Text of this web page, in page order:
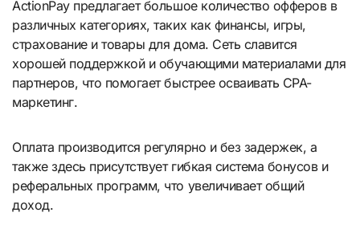
ActionPay предлагает большое количество офферов в
различных категориях, таких как финансы, игры,
страхование и товары для дома. Сеть славится
хорошей поддержкой и обучающими материалами для
партнеров, что помогает быстрее осваивать CPA-
маркетинг.
Оплата производится регулярно и без задержек, а
также здесь присутствует гибкая система бонусов и
реферальных программ, что увеличивает общий
доход.